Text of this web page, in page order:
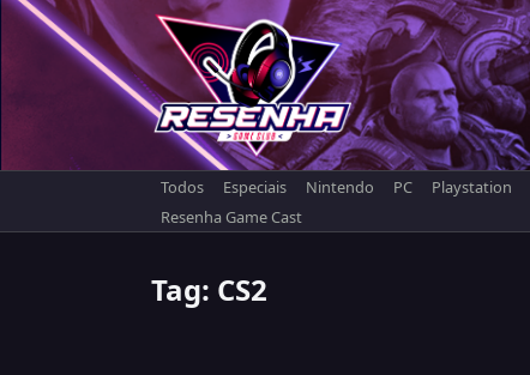
Skip
Todos Especiais Nintendo PC Playstation
Resenha Game Cast
Tag: CS2